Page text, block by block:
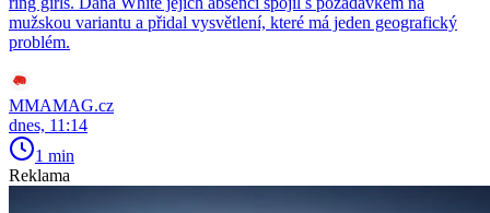
mužskou variantu a přidal vysvětlení, které má jeden geografický
problém.
MMAMAG.cz
dnes, 11:14
1 min
Reklama